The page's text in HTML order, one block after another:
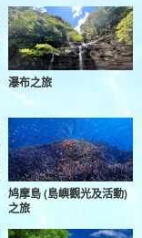
瀑布之旅
鸠摩島 (島嶼觀光及活動)
之旅